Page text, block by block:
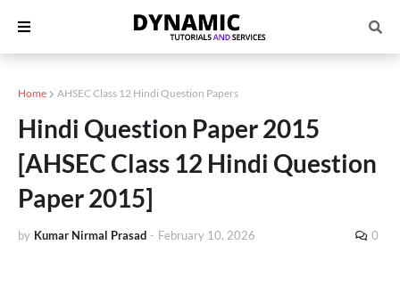
Home AHSEC Class 12 Hindi Question Papers
Hindi Question Paper 2015
[AHSEC Class 12 Hindi Question
Paper 2015]
by Kumar Nirmal Prasad - February 10, 2026 0